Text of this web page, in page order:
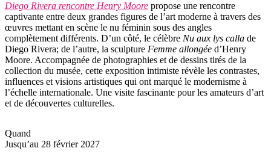
Diego Rivera rencontre Henry Moore propose une rencontre
captivante entre deux grandes figures de l’art moderne à travers des
œuvres mettant en scène le nu féminin sous des angles
complètement différents. D’un côté, le célèbre Nu aux lys calla de
Diego Rivera; de l’autre, la sculpture Femme allongée d’Henry
Moore. Accompagnée de photographies et de dessins tirés de la
collection du musée, cette exposition intimiste révèle les contrastes,
influences et visions artistiques qui ont marqué le modernisme à
l’échelle internationale. Une visite fascinante pour les amateurs d’art
et de découvertes culturelles.
Quand
Jusqu’au 28 février 2027